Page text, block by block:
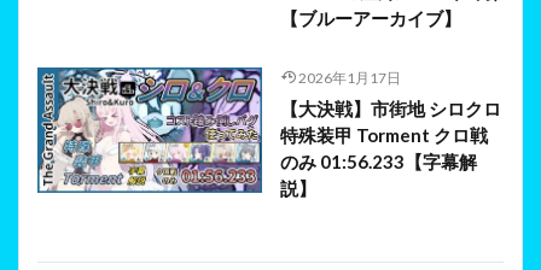
【ブルーアーカイブ】
2026年1月17日
【大決戦】市街地 シロクロ
特殊装甲 Torment クロ戦
のみ 01:56.233【字幕解
説】